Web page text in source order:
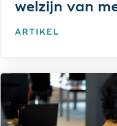
welzijn van
ARTIKEL